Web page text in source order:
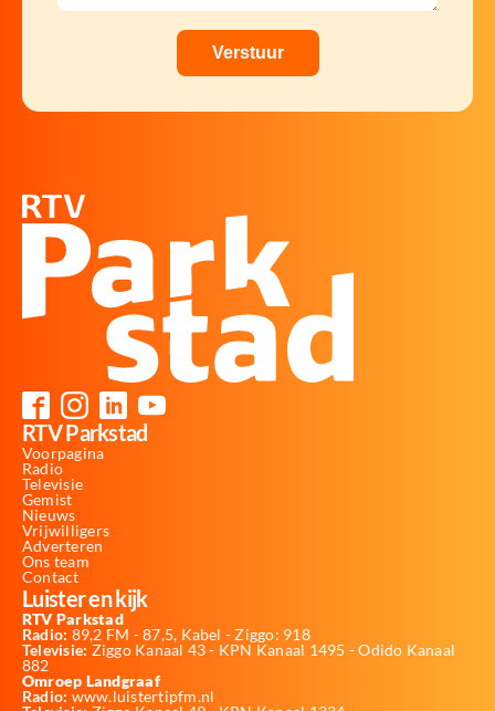
RTV Parkstad
Voorpagina
Radio
Televisie
Gemist
Nieuws
Vrijwilligers
Adverteren
Ons team
Contact
Luister en kijk
RTV Parkstad
Radio: 89,2 FM - 87,5, Kabel - Ziggo: 918
Televisie: Ziggo Kanaal 43 - KPN Kanaal 1495 - Odido Kanaal
882
Omroep Landgraaf
Radio: www.luistertipfm.nl